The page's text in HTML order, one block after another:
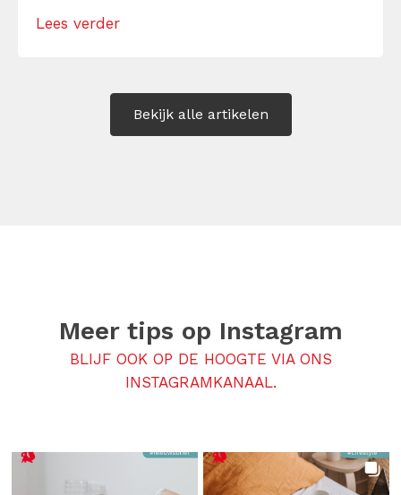
Maar hoe doe je dat zonder drama, verwijt
Lees verder
Bekijk alle artikelen
Meer tips op Instagram
BLIJF OOK OP DE HOOGTE VIA ONS
INSTAGRAMKANAAL.